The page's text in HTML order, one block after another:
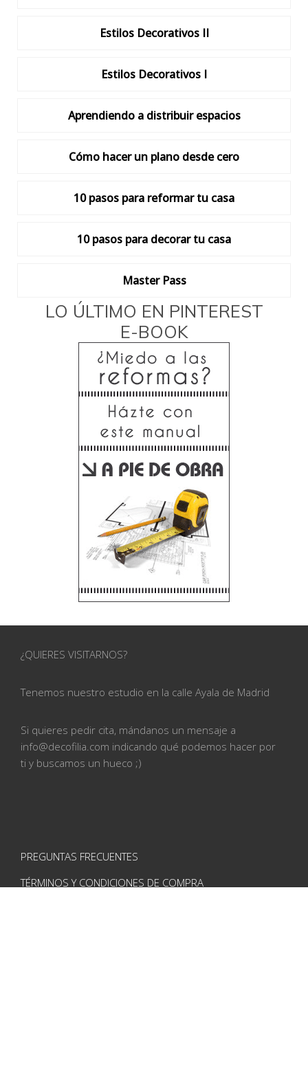
Estilos Decorativos II
Estilos Decorativos I
Aprendiendo a distribuir espacios
Cómo hacer un plano desde cero
10 pasos para reformar tu casa
10 pasos para decorar tu casa
Master Pass
LO ÚLTIMO EN PINTEREST
E-BOOK
¿QUIERES VISITARNOS?
Tenemos nuestro estudio en la calle Ayala de Madrid
Si quieres pedir cita, mándanos un mensaje a
info@decofilia.com indicando qué podemos hacer por
ti y buscamos un hueco ;)
PREGUNTAS FRECUENTES
TÉRMINOS Y CONDICIONES DE COMPRA